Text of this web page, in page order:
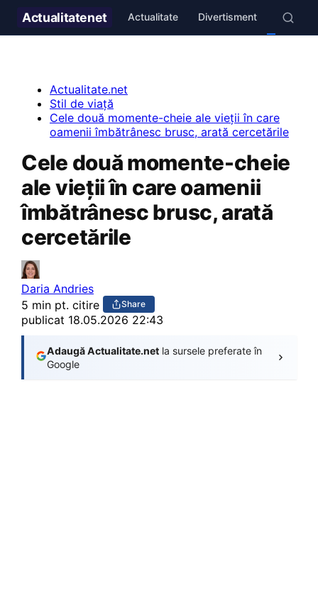
Actualitatenet Actualitate Divertisment Stil de
Actualitate.net
Stil de viață
Cele două momente-cheie ale vieții în care
oamenii îmbătrânesc brusc, arată cercetările
Cele două momente-cheie
ale vieții în care oamenii
îmbătrânesc brusc, arată
cercetările
Daria Andries
5 min pt. citire
Share
publicat 18.05.2026 22:43
Adaugă Actualitate.net la sursele preferate în
Google